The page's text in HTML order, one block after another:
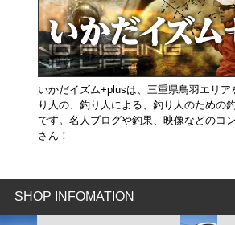
いかだイズム+plusは、三重県鳥羽エリア
り人の、釣り人による、釣り人のための
です。名人ブログや釣果、映像などのコ
さん！
SHOP INFOMATION